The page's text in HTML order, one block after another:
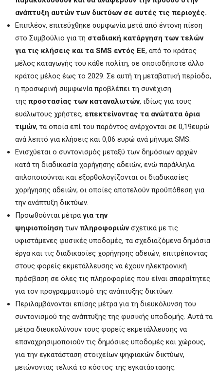
ανάπτυξη αυτών των δικτύων σε αυτές τις περιοχές.
Επιπλέον, επιτεύχθηκε συμφωνία μετά από έντονη πίεση
στο Συμβούλιο για τη σταδιακή κατάργηση των τελών
για τις κλήσεις και τα SMS εντός ΕΕ, από το κράτος
μέλος καταγωγής του κάθε πολίτη, σε οποιοδήποτε άλλο
κράτος μέλος έως το 2029. Σε αυτή τη μεταβατική περίοδο,
η προσωρινή συμφωνία προβλέπει τη συνέχιση
της προστασίας των καταναλωτών, ιδίως για τους
ευάλωτους χρήστες, επεκτείνοντας τα ανώτατα όρια
τιμών, τα οποία επί του παρόντος ανέρχονται σε 0,19ευρώ
ανά λεπτό για κλήσεις και 0,06 ευρώ ανά μήνυμα SMS.
Ενισχύεται ο συντονισμός μεταξύ των δημόσιων αρχών
κατά τη διαδικασία χορήγησης αδειών, ενώ παράλληλα
απλοποιούνται και εξορθολογίζονται οι διαδικασίες
χορήγησης αδειών, οι οποίες αποτελούν προϋπόθεση για
την ανάπτυξη δικτύων.
Προωθούνται μέτρα για την
ψηφιοποίηση των πληροφοριώνσχετικά με τις
υφιστάμενες φυσικές υποδομές, τα σχεδιαζόμενα δημόσια
έργα και τις διαδικασίες χορήγησης αδειών, επιτρέποντας
στους φορείς εκμετάλλευσης να έχουν ηλεκτρονική
πρόσβαση σε όλες τις πληροφορίες που είναι απαραίτητες
για τον προγραμματισμό της ανάπτυξης δικτύων.
Περιλαμβάνονται επίσης μέτρα για τη διευκόλυνση του
συντονισμού της ανάπτυξης της φυσικής υποδομής. Αυτά τα
μέτρα διευκολύνουν τους φορείς εκμετάλλευσης να
επαναχρησιμοποιούν τις δημόσιες υποδομές και χώρους,
για την εγκατάσταση στοιχείων ψηφιακών δικτύων,
μειώνοντας τελικά το κόστος της εγκατάστασης.